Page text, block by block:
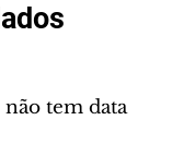
tem data